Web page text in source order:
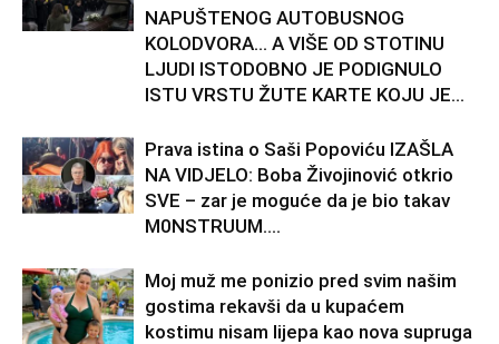
NAPUŠTENOG AUTOBUSNOG
KOLODVORA… A VIŠE OD STOTINU
LJUDI ISTODOBNO JE PODIGNULO
ISTU VRSTU ŽUTE KARTE KOJU JE...
Prava istina o Saši Popoviću IZAŠLA
NA VIDJELO: Boba Živojinović otkrio
SVE – zar je moguće da je bio takav
M0NSTRUUM….
Moj muž me ponizio pred svim našim
gostima rekavši da u kupaćem
kostimu nisam lijepa kao nova supruga